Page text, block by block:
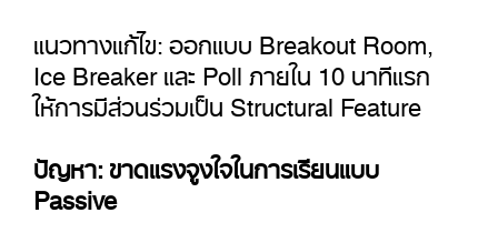
แนวทางแก้ไข: ออกแบบ Breakout Room,
Ice Breaker และ Poll ภายใน 10 นาทีแรก
ให้การมีส่วนร่วมเป็น Structural Feature
ปัญหา: ขาดแรงจูงใจในการเรียนแบบ
Passive